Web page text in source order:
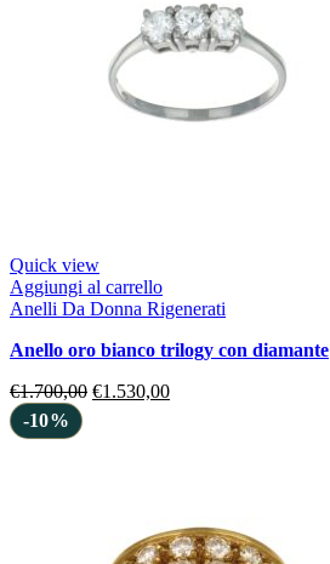
Quick view
Aggiungi al carrello
Anelli Da Donna Rigenerati
anello oro bianco trilogy con diamante
€1.700,00 €1.530,00
-10%